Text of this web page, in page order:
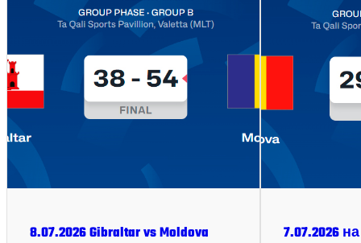
8.07.2026 Gibraltar vs Moldova
7.07.2026